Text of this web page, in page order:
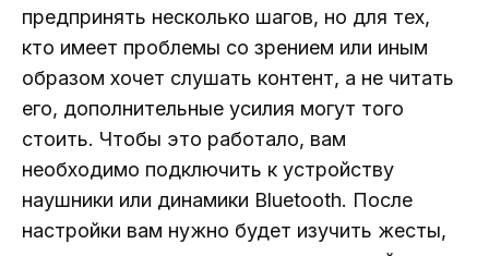
предпринять несколько шагов, но для тех,
кто имеет проблемы со зрением или иным
образом хочет слушать контент, а не читать
его, дополнительные усилия могут того
стоить. Чтобы это работало, вам
необходимо подключить к устройству
наушники или динамики Bluetooth. После
настройки вам нужно будет изучить жесты,